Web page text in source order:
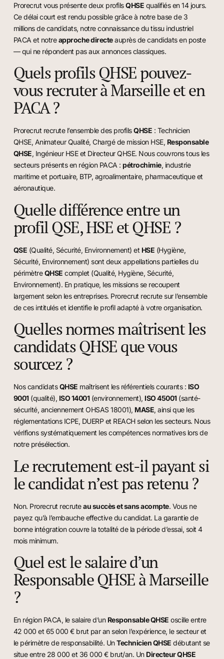
Prorecrut vous présente deux profilsQHSE qualifiés en 14 jours.
Ce délai court est rendu possible grâce à notre base de 3
millions de candidats, notre connaissance du tissu industriel
PACA et notreapproche directeauprès de candidats en poste
— qui ne répondent pas aux annonces classiques.
Quels profils QHSE pouvez-
vous recruter à Marseille et en
PACA ?
Prorecrut recrute l’ensemble des profilsQHSE : Technicien
QHSE, Animateur Qualité, Chargé de mission HSE, Responsable
QHSE, Ingénieur HSE et Directeur QHSE. Nous couvrons tous les
secteurs présents en région PACA :pétrochimie, industrie
maritime et portuaire, BTP, agroalimentaire, pharmaceutique et
aéronautique.
Quelle différence entre un
profil QSE, HSE et QHSE ?
QSE (Qualité, Sécurité, Environnement) et HSE (Hygiène,
Sécurité, Environnement) sont deux appellations partielles du
périmètreQHSE complet (Qualité, Hygiène, Sécurité,
Environnement). En pratique, les missions se recoupent
largement selon les entreprises. Prorecrut recrute sur l’ensemble
de ces intitulés et identifie le profil adapté à votre organisation.
Quelles normes maîtrisent les
candidats QHSE que vous
sourcez ?
Nos candidatsQHSE maîtrisent les référentiels courants : ISO
9001(qualité), ISO 14001(environnement), ISO 45001(santé-
sécurité, anciennement OHSAS 18001), MASE, ainsi que les
réglementations ICPE, DUERP et REACH selon les secteurs. Nous
vérifions systématiquement les compétences normatives lors de
notre présélection.
Le recrutement est-il payant si
le candidat n’est pas retenu ?
Non. Prorecrut recruteau succès et sans acompte. Vous ne
payez qu’à l’embauche effective du candidat. La garantie de
bonne intégration couvre la totalité de la période d’essai, soit 4
mois minimum.
Quel est le salaire d’un
Responsable QHSE à Marseille
?
En région PACA, le salaire d’un Responsable QHSE oscille entre
42 000 et 65 000 € brut par an selon l’expérience, le secteur et
le périmètre de responsabilité. UnTechnicien QHSE débutant se
situe entre 28 000 et 36 000 € brut/an. Un Directeur QHSE